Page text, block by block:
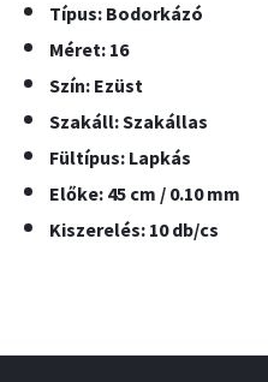
Típus: Bodorkázó
Méret: 16
Szín: Ezüst
Szakáll: Szakállas
Fültípus: Lapkás
Előke: 45 cm / 0.10 mm
Kiszerelés: 10 db/cs